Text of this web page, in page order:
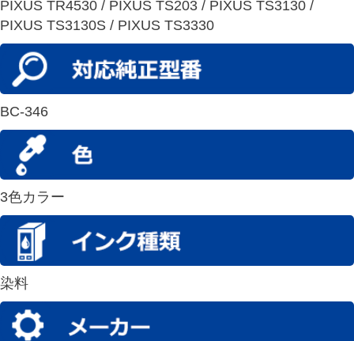
PIXUS TR4530 / PIXUS TS203 / PIXUS TS3130 /
PIXUS TS3130S / PIXUS TS3330
BC-346
3色カラー
染料